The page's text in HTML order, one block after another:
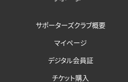
サポーターズクラブ概要
マイページ
デジタル会員証
チケット購入